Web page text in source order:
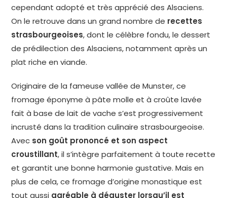
cependant adopté et très apprécié des Alsaciens.
On le retrouve dans un grand nombre de recettes
strasbourgeoises, dont le célèbre fondu, le dessert
de prédilection des Alsaciens, notamment après un
plat riche en viande.
Originaire de la fameuse vallée de Munster, ce
fromage éponyme à pâte molle et à croûte lavée
fait à base de lait de vache s’est progressivement
incrusté dans la tradition culinaire strasbourgeoise.
Avec son goût prononcé et son aspect
croustillant, il s’intègre parfaitement à toute recette
et garantit une bonne harmonie gustative. Mais en
plus de cela, ce fromage d’origine monastique est
tout aussi agréable à déguster lorsqu’il est